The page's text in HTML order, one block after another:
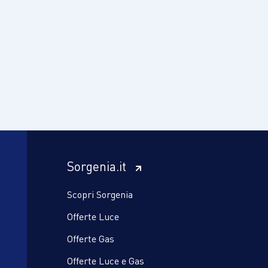
Sorgenia.it
Scopri Sorgenia
Offerte Luce
Offerte Gas
Offerte Luce e Gas